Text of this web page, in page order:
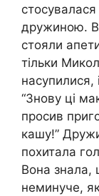
стосувалася
дружиною.
стояли
тільки
насупилися,
“Знову ці
просив
кашу!”
похитала
Вона знала,
неминуче,